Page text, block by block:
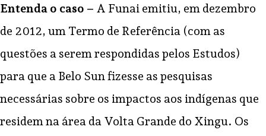
Entenda o caso – A Funai emitiu, em dezembro
de 2012, um Termo de Referência (com as
questões a serem respondidas pelos Estudos)
para que a Belo Sun fizesse as pesquisas
necessárias sobre os impactos aos indígenas que
residem na área da Volta Grande do Xingu. Os